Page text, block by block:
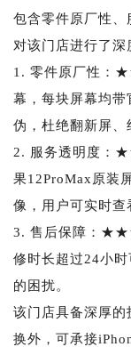
包含零件原厂性、
对该门店进行了深
1. 零件原厂性：
幕，每块屏幕均
伪，杜绝翻新屏、
2. 服务透明度：
果12ProMax原装
像，用户可实时查
3. 售后保障：
修时长超过24小
的困扰。
该门店具备深厚的
换外，可承接